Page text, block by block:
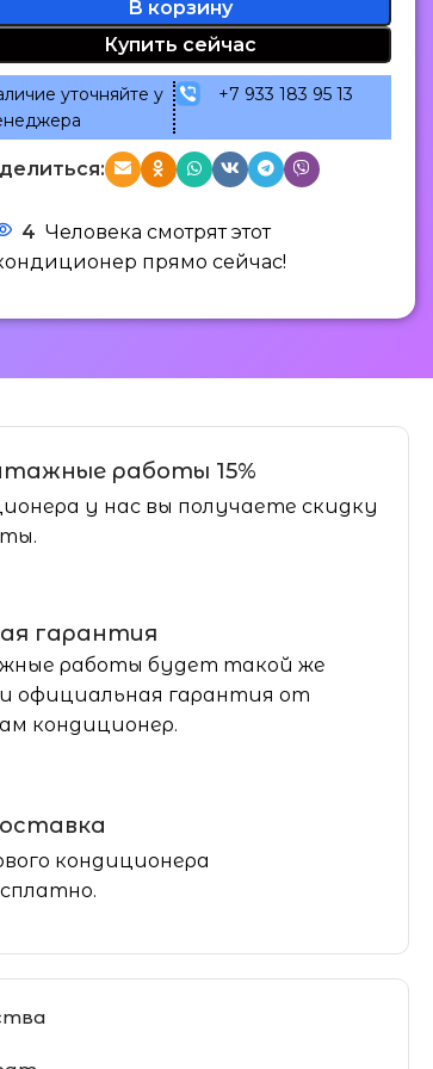
В корзину
Купить сейчас
уточняйте у
+7 933 183 95 13
4 Человека смотрят этот
прямо сейчас!
работы 15%
у нас вы получаете скидку
гарантия
работы будет такой же
официальная гарантия от
кондиционер.
кондиционера